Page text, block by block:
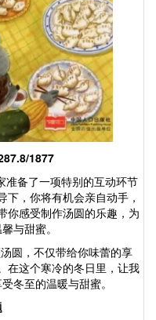
1877
准备了一项特别的互动环节
， 你将有机会亲自动手，
你感受制作汤圆的乐趣，为
与甜蜜。
圆，不仅带给你味蕾的享
在这个寒冷的冬日里，让我
冬至的温暖与甜蜜。